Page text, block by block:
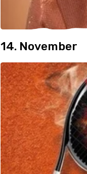
14. November